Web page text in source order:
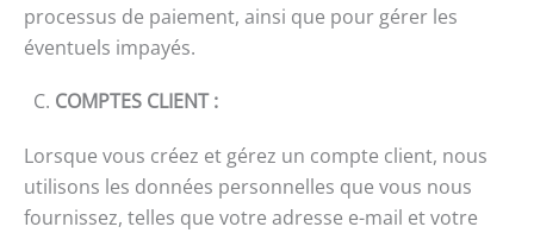
processus de paiement, ainsi que pour gérer les
éventuels impayés.
C. COMPTES CLIENT:
Lorsque vous créez et gérez un compte client, nous
utilisons les données personnelles que vous nous
fournissez, telles que votre adresse e-mail et votre